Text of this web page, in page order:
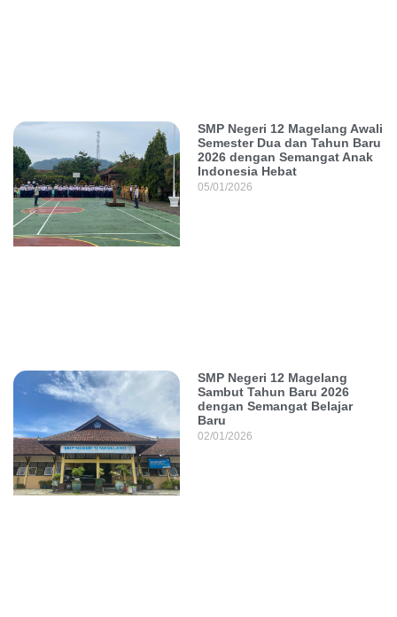
SMP Negeri 12 Magelang Awali
Semester Dua dan Tahun Baru
2026 dengan Semangat Anak
Indonesia Hebat
05/01/2026
SMP Negeri 12 Magelang
Sambut Tahun Baru 2026
dengan Semangat Belajar
Baru
02/01/2026